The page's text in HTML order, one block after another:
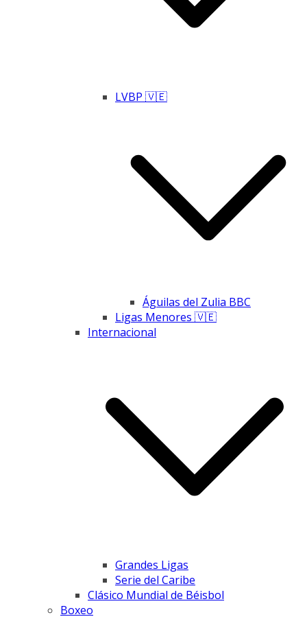
LVBP 🇻🇪
Águilas del Zulia BBC
Ligas Menores 🇻🇪
Internacional
Grandes Ligas
Serie del Caribe
Clásico Mundial de Béisbol
Boxeo